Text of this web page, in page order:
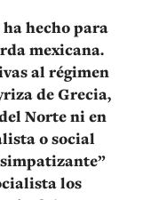
hecho para
mexicana.
al régimen
de Grecia,
Norte ni en
o social
los